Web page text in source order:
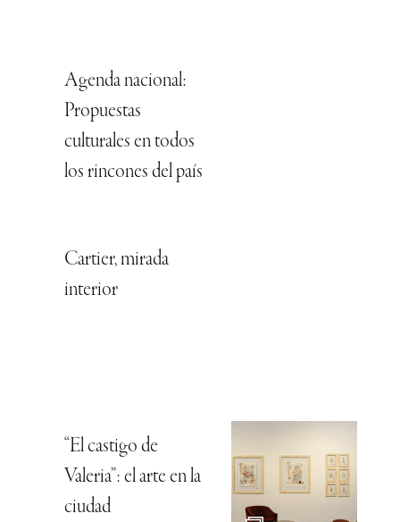
Agenda nacional:
Propuestas
culturales en todos
los rincones del país
Cartier, mirada
interior
“El castigo de
Valeria”: el arte en la
ciudad